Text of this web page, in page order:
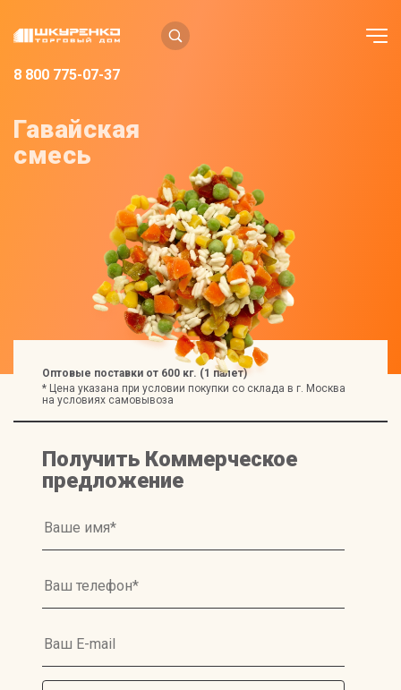
8 800 775-07-37
Гавайская
смесь
Оптовые поставки от 600 кг. (1 палет)
* Цена указана при условии покупки со склада в г. Москва
на условиях самовывоза
Получить Коммерческое
предложение